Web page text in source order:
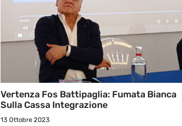
Vertenza Fos Battipaglia: Fumata Bianca
Sulla Cassa Integrazione
13 Ottobre 2023